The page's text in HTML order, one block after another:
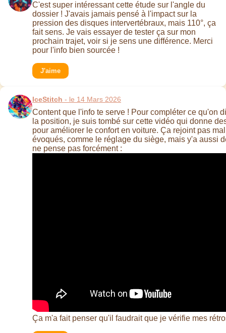
C'est super intéressant cette étude sur l'angle du
dossier ! J'avais jamais pensé à l'impact sur la
pression des disques intervertébraux, mais 110°, ça
fait sens. Je vais essayer de tester ça sur mon
prochain trajet, voir si je sens une différence. Merci
pour l'info bien sourcée !
J'aime
IceStitch - le 14 Mars 2026
Content que l'info te serve ! Pour compléter ce qu'on
la position, je suis tombé sur cette vidéo qui donne
pour améliorer le confort en voiture. Ça rejoint pas
évoqués, comme le réglage du siège, mais y'a aussi
ne pense pas forcément :
Ça m'a fait penser qu'il faudrait que je vérifie mes